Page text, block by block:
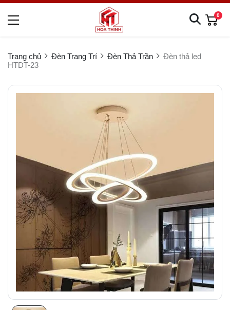
0
Trang chủ Đèn Trang Trí Đèn Thả Trần
Đèn thả led
HTDT-23